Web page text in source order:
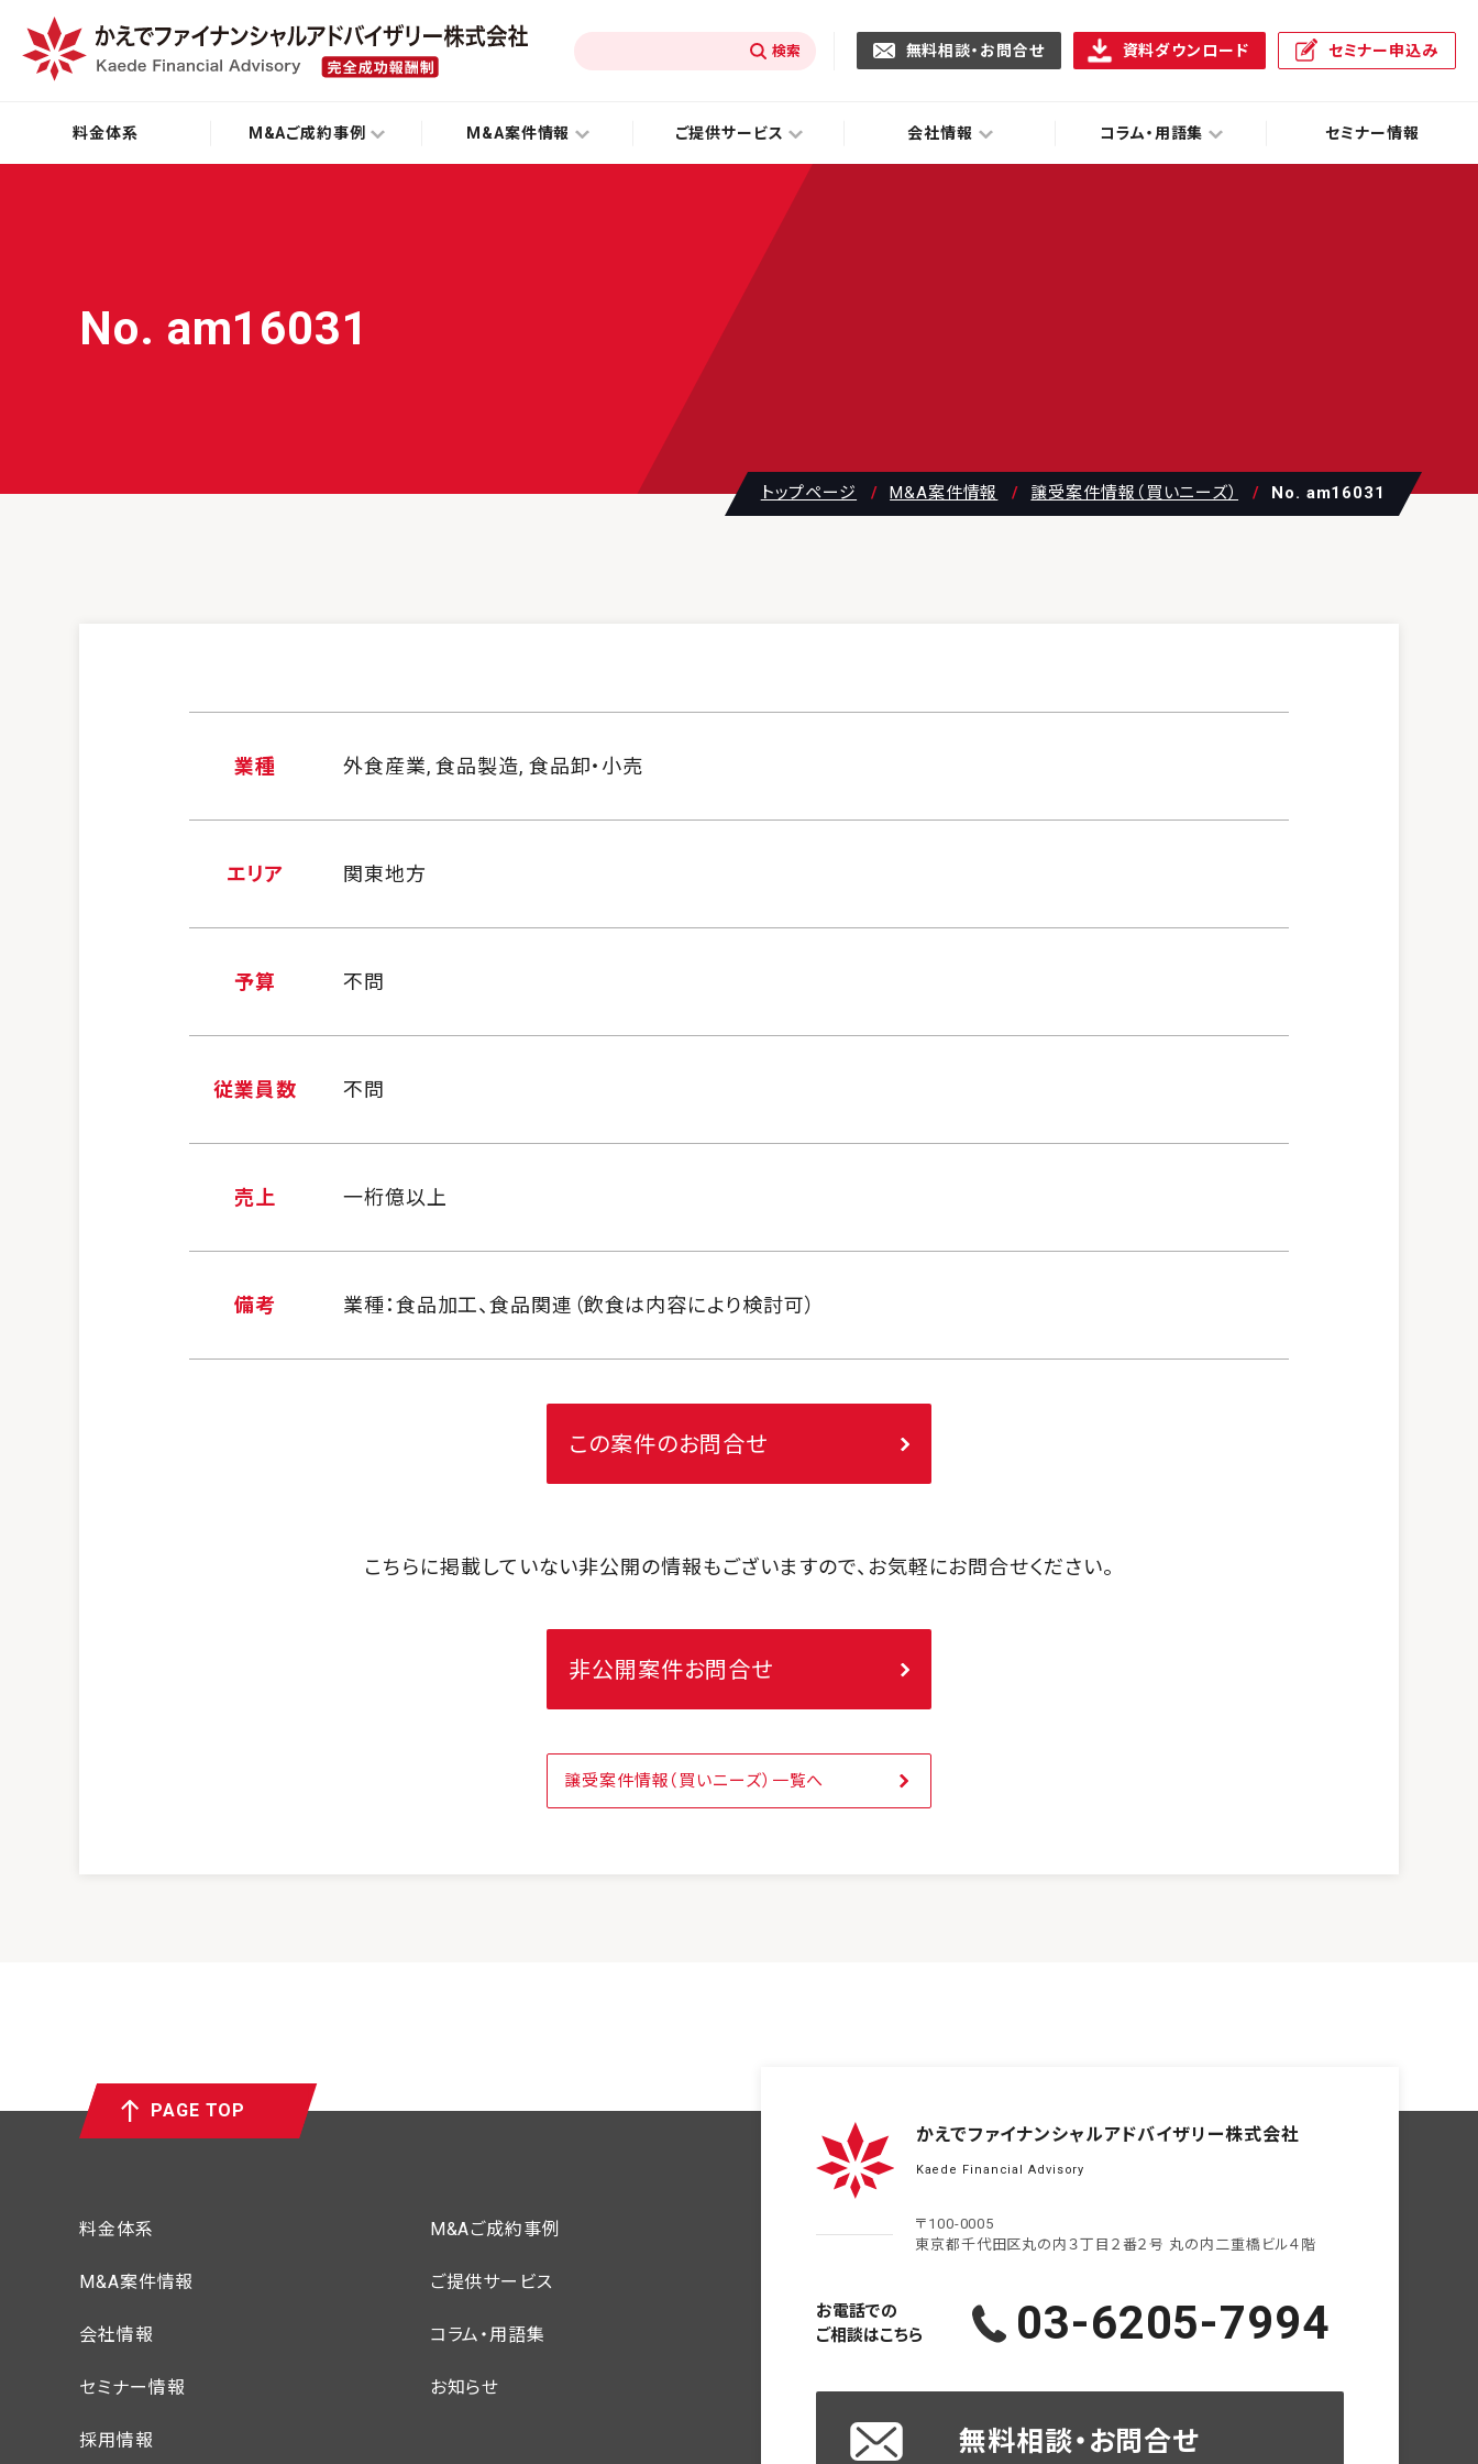
無料相談・お問合せ 資料ダウンロード セミナー申込み
料金体系 M&Aご成約事例 M&A案件情報 ご提供サービス 会社情報 コラム・用語集 セミナー情報
No. am16031
トップページ M&A案件情報 譲受案件情報（買いニーズ） No. am16031
業種 外食産業, 食品製造, 食品卸・小売
エリア 関東地方
予算 不問
従業員数 不問
売上 一桁億以上
備考 業種：食品加工、食品関連（飲食は内容により検討可）
この案件のお問合せ
こちらに掲載していない非公開の情報もございますので、お気軽にお問合せください。
非公開案件お問合せ
譲受案件情報（買いニーズ）一覧へ
PAGE TOP
料金体系 M&Aご成約事例
M&A案件情報 ご提供サービス
会社情報 コラム・用語集
セミナー情報 お知らせ
採用情報
かえでファイナンシャルアドバイザリー株式会社
Kaede Financial Advisory
〒100-0005
東京都千代田区丸の内３丁目２番２号 丸の内二重橋ビル４階
お電話での
ご相談はこちら
03-6205-7994
無料相談・お問合せ